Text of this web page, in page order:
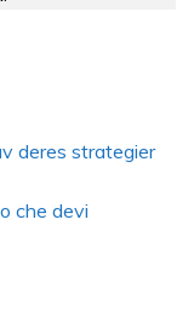
deres strategier
che devi